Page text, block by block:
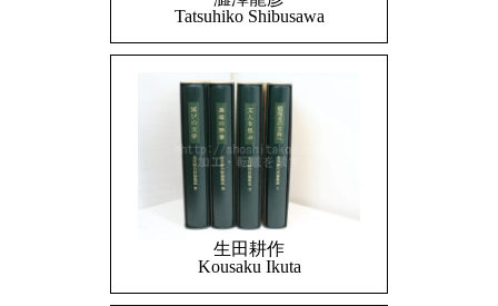
Tatsuhiko Shibusawa
生田耕作
Kousaku Ikuta